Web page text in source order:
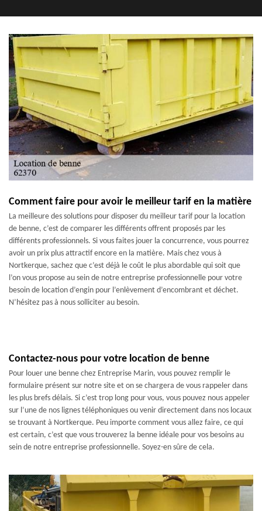
Comment faire pour avoir le meilleur tarif en la matière
La meilleure des solutions pour disposer du meilleur tarif pour la location
de benne, c’est de comparer les différents offrent proposés par les
différents professionnels. Si vous faites jouer la concurrence, vous pourrez
avoir un prix plus attractif encore en la matière. Mais chez vous à
Nortkerque, sachez que c’est déjà le coût le plus abordable qui soit que
l’on vous propose au sein de notre entreprise professionnelle pour votre
besoin de location d’engin pour l’enlèvement d’encombrant et déchet.
N’hésitez pas à nous solliciter au besoin.
Contactez-nous pour votre location de benne
Pour louer une benne chez Entreprise Marin, vous pouvez remplir le
formulaire présent sur notre site et on se chargera de vous rappeler dans
les plus brefs délais. Si c’est trop long pour vous, vous pouvez nous appeler
sur l’une de nos lignes téléphoniques ou venir directement dans nos locaux
se trouvant à Nortkerque. Peu importe comment vous allez faire, ce qui
est certain, c’est que vous trouverez la benne idéale pour vos besoins au
sein de notre entreprise professionnelle. Soyez-en sûre de cela.